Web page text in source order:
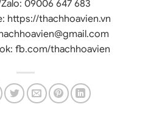
09006 647 683
https://thachhoavien.vn
fb.com/thachhoavien